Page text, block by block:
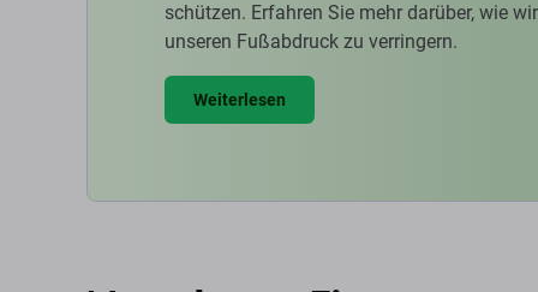
schützen. Erfahren Sie mehr darüber, wie
unseren Fußabdruck zu verringern.
Weiterlesen